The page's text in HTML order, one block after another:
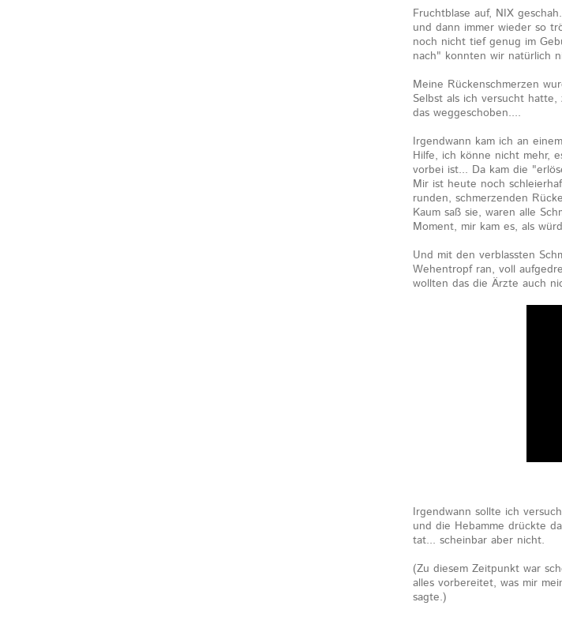
Fruchtblase auf, NIX
und dann immer wieder so
noch nicht tief genug im
nach" konnten wir natürlich
Meine Rückenschmerzen
Selbst als ich versucht
das weggeschoben....
Irgendwann kam ich an
Hilfe, ich könne nicht mehr,
vorbei ist... Da kam die
Mir ist heute noch
runden, schmerzenden
Kaum saß sie, waren alle
Moment, mir kam es, als
Und mit den verblassten
Wehentropf ran, voll
wollten das die Ärzte auch
Irgendwann sollte ich
und die Hebamme drückte
tat... scheinbar aber nicht.
(Zu diesem Zeitpunkt war
alles vorbereitet, was mir
sagte.)